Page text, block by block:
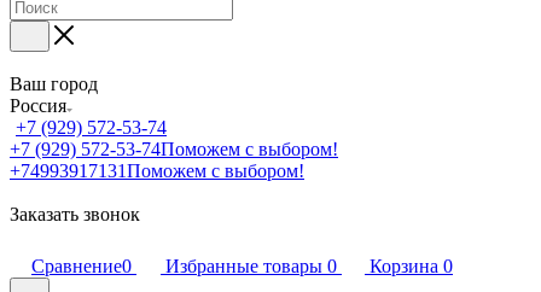
Ваш город
Россия
+7 (929) 572-53-74
+7 (929) 572-53-74Поможем с выбором!
+74993917131Поможем с выбором!
Заказать звонок
Сравнение0 Избранные товары 0 Корзина 0